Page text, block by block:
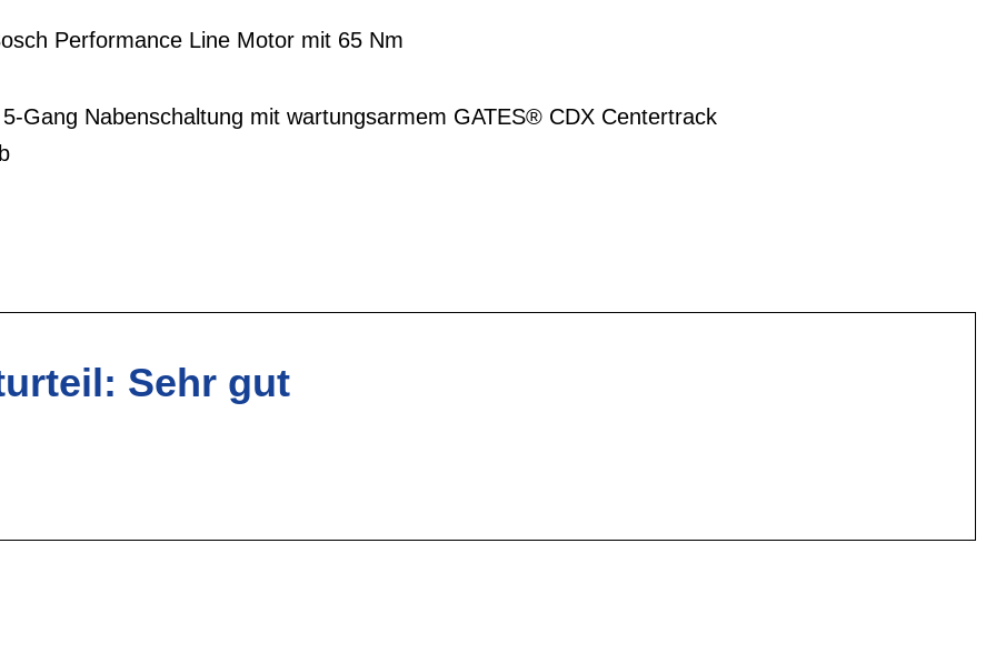
Performance Line Motor mit 65 Nm
Gang Nabenschaltung mit wartungsarmem GATES® CDX Centertrack
Sehr gut